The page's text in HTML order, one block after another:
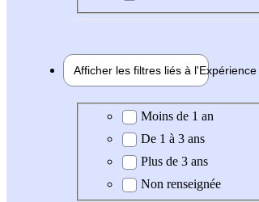
Afficher les filtres liés à l'Expérience
Expérience demandée
Moins de 1 an
De 1 à 3 ans
Plus de 3 ans
Non renseignée